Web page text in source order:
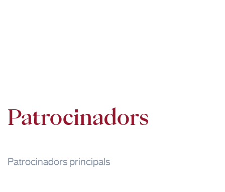
Patrocinadors
Patrocinadors principals